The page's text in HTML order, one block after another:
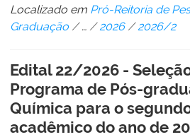
Localizado em Pró-Reitoria de
Graduação /… /2026 /2026/2
Edital 22/2026 -
Programa de Pós-
Química para o
acadêmico do ano de